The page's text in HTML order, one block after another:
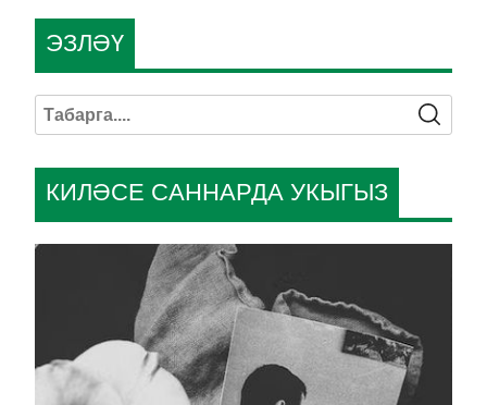
КИЛӘСЕ САННАРДА УКЫГЫЗ
ЭЗЛӘҮ